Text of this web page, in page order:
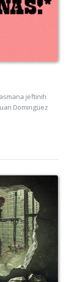
jeftinih
Dominguez